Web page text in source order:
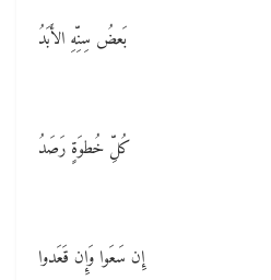
بَعضُ سِنِّهِ الأَبَدُ
كُلِّ خُطوَةٍ رَصَدُ
إِن سَعَوا وَإِن قَعَدوا